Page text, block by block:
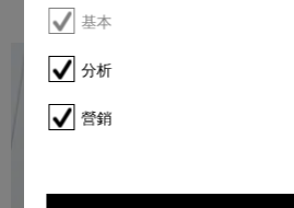
基本
分析
營銷